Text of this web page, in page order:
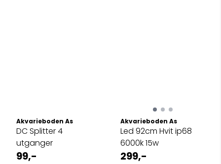
Akvarieboden As
DC Splitter 4
utganger
99,-
Akvarieboden As
Led 92cm Hvit ip68
6000k 15w
299,-